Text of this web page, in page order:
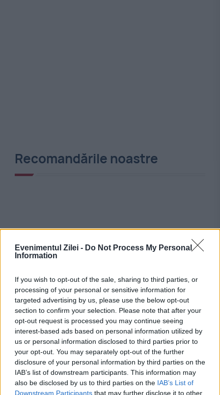
Evenimentul Zilei - Do Not Process My Personal
Information
If you wish to opt-out of the sale, sharing to third parties, or
processing of your personal or sensitive information for
targeted advertising by us, please use the below opt-out
section to confirm your selection. Please note that after your
opt-out request is processed you may continue seeing
interest-based ads based on personal information utilized by
us or personal information disclosed to third parties prior to
your opt-out. You may separately opt-out of the further
disclosure of your personal information by third parties on the
IAB’s list of downstream participants. This information may
also be disclosed by us to third parties on the IAB’s List of
Downstream Participants that may further disclose it to other
Recomandările noastre
Stiri calde
09:17-Irina Begu s-a măritat cu antrenorul